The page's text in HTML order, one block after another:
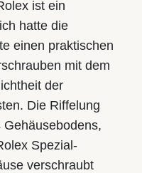
ist ein
hatte die
einen praktischen
mit dem
der
Die Riffelung
Spezial­
verschraubt